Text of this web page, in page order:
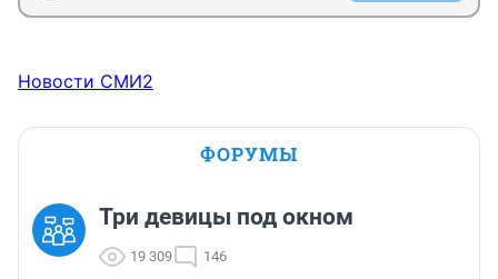
Новости СМИ2
ФОРУМЫ
Три девицы под окном
19 309 146